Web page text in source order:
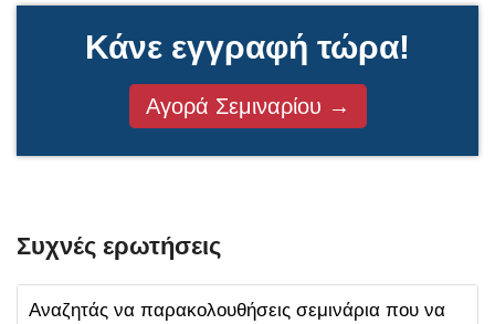
Κάνε εγγραφή τώρα!
Αγορά Σεμιναρίου →
Συχνές ερωτήσεις
Αναζητάς να παρακολουθήσεις σεμινάρια που να